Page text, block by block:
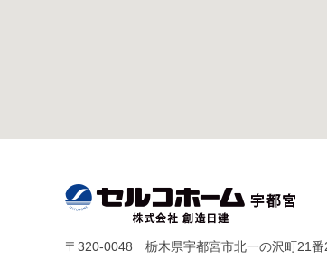
〒320-0048 栃木県宇都宮市北一の沢町21番